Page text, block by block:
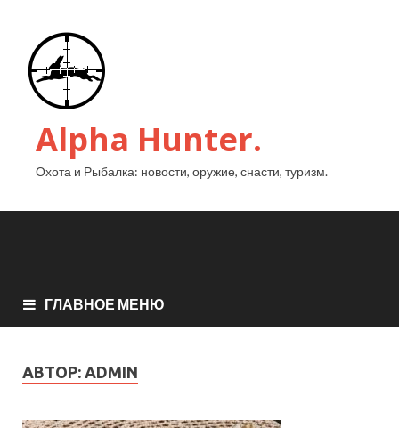
Alpha Hunter.
Охота и Рыбалка: новости, оружие, снасти, туризм.
ГЛАВНОЕ МЕНЮ
АВТОР: ADMIN